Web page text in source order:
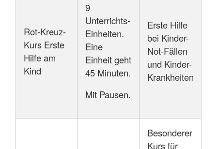
Rot-Kreuz-
Kurs Erste
Hilfe am
Kind
9
Unterrichts-
Einheiten.
Eine
Einheit geht
45 Minuten.
Mit Pausen.
Erste Hilfe
bei Kinder-
Not-Fällen
und Kinder-
Krankheiten
Besonderer
Kurs für